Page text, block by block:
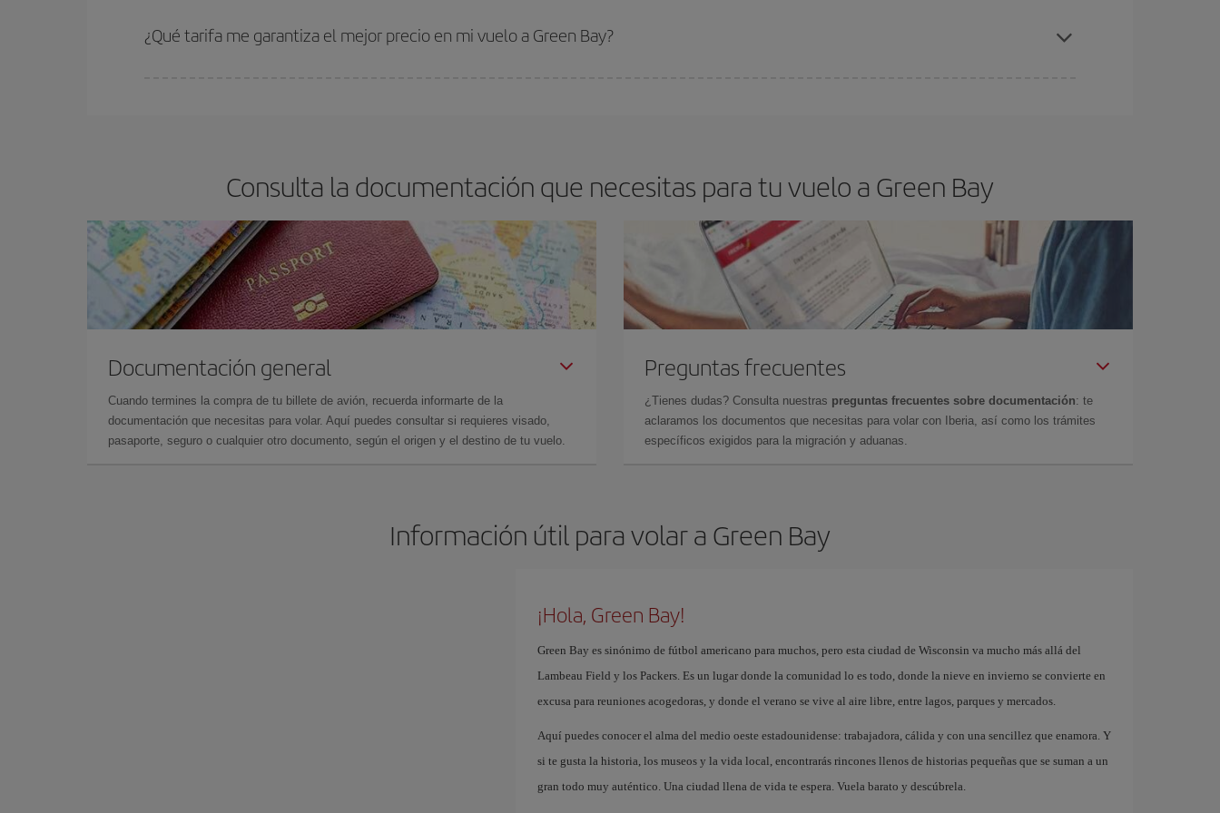
estén disponibles o se vayan agotando. Por eso, comprar con antelación es
fundamental
¿Qué tarifa me garantiza el mejor precio en mi vuelo a Green Bay?
Consulta la documentación que necesitas para tu vuelo a Green Bay
Documentación general
Cuando termines la compra de tu billete de avión, recuerda informarte de la
documentación que necesitas para volar. Aquí puedes consultar si requieres visado,
pasaporte, seguro o cualquier otro documento, según el origen y el destino de tu vuelo.
Preguntas frecuentes
¿Tienes dudas? Consulta nuestras preguntas frecuentes sobre documentación: te
aclaramos los documentos que necesitas para volar con Iberia, así como los trámites
específicos exigidos para la migración y aduanas.
Información útil para volar a Green Bay
¡Hola, Green Bay!
Green Bay es sinónimo de fútbol americano para muchos, pero esta ciudad de Wisconsin va mucho más allá del
Lambeau Field y los Packers. Es un lugar donde la comunidad lo es todo, donde la nieve en invierno se convierte en
excusa para reuniones acogedoras, y donde el verano se vive al aire libre, entre lagos, parques y mercados.
Aquí puedes conocer el alma del medio oeste estadounidense: trabajadora, cálida y con una sencillez que enamora. Y
si te gusta la historia, los museos y la vida local, encontrarás rincones llenos de historias pequeñas que se suman a un
gran todo muy auténtico. Una ciudad llena de vida te espera. Vuela barato y descúbrela.